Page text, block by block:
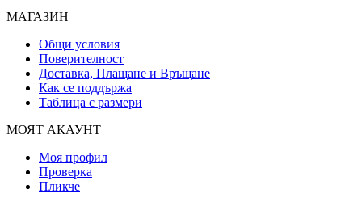
МАГАЗИН
Общи условия
Поверителност
Доставка, Плащане и Връщане
Как се поддържа
Таблица с размери
МОЯТ АКАУНТ
Моя профил
Проверка
Пликче